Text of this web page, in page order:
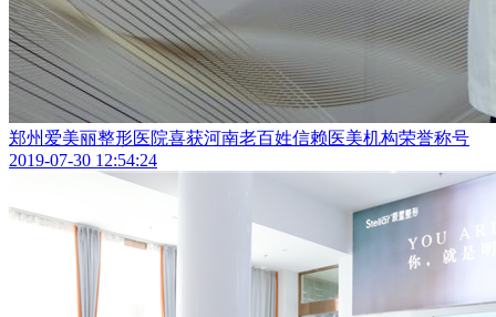
郑州爱美丽整形医院喜获河南老百姓信赖医美机构荣誉称号
2019-07-30 12:54:24